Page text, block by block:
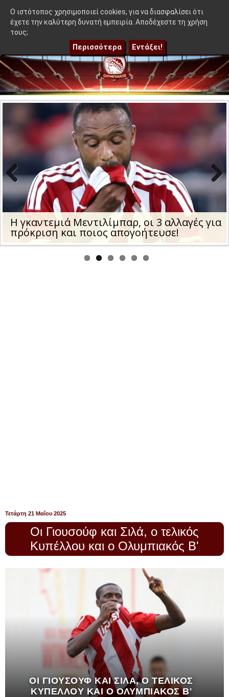
≡ OlympEidisis |
Η γκαντεμιά Μεντιλίμπαρ, οι 3 αλλαγές για
πρόκριση και ποιος απογοήτευσε!
us
δεν βγήκε στον Μεντιλίμπαρ - Ακόμα 50-50" | Η
Τετάρτη 21 Μαΐου 2025
Οι Γιουσούφ και Σιλά, ο τελικός
Κυπέλλου και ο Ολυμπιακός Β'
ΟΙ ΓΙΟΥΣΟΎΦ ΚΑΙ ΣΙΛΆ, Ο ΤΕΛΙΚΌΣ
ΚΥΠΈΛΛΟΥ ΚΑΙ Ο ΟΛΥΜΠΙΑΚΌΣ Β'
O ιστότοπος χρησιμοποιεί cookies, για να διασφαλίσει ότι
έχετε την καλύτερη δυνατή εμπειρία. Αποδέχεστε τη χρήση
τους;
Περισσότερα Εντάξει!